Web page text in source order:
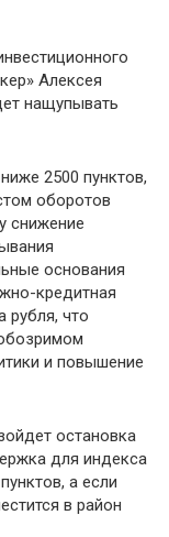
Алексея
нащупывать
2500 пунктов,
оборотов
снижение
основания
кредитная
рубля, что
и повышение
остановка
для индекса
а если
в район